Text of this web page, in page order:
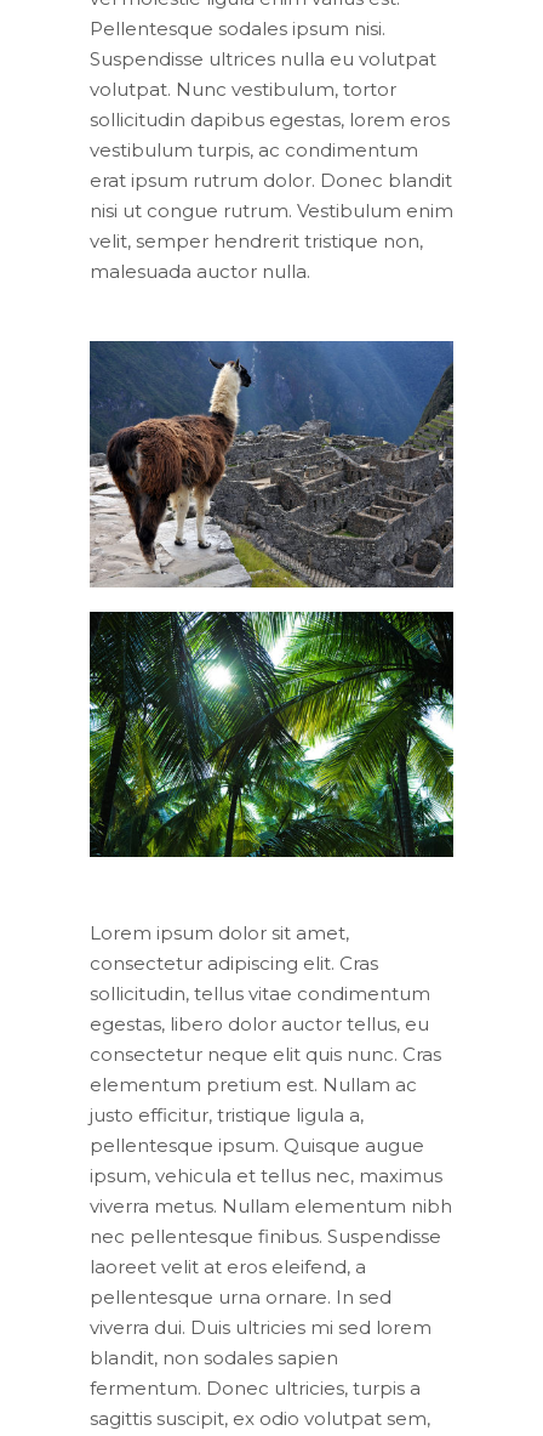
Pellentesque sodales ipsum nisi.
Suspendisse ultrices nulla eu volutpat
volutpat. Nunc vestibulum, tortor
sollicitudin dapibus egestas, lorem eros
vestibulum turpis, ac condimentum
erat ipsum rutrum dolor. Donec blandit
nisi ut congue rutrum. Vestibulum enim
velit, semper hendrerit tristique non,
malesuada auctor nulla.
Lorem ipsum dolor sit amet,
consectetur adipiscing elit. Cras
sollicitudin, tellus vitae condimentum
egestas, libero dolor auctor tellus, eu
consectetur neque elit quis nunc. Cras
elementum pretium est. Nullam ac
justo efficitur, tristique ligula a,
pellentesque ipsum. Quisque augue
ipsum, vehicula et tellus nec, maximus
viverra metus. Nullam elementum nibh
nec pellentesque finibus. Suspendisse
laoreet velit at eros eleifend, a
pellentesque urna ornare. In sed
viverra dui. Duis ultricies mi sed lorem
blandit, non sodales sapien
fermentum. Donec ultricies, turpis a
sagittis suscipit, ex odio volutpat sem,